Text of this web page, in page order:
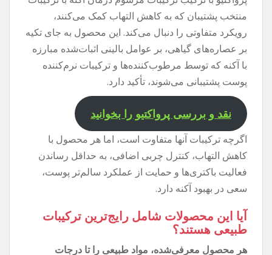
منتخب پشتیبان که به کاهش التهاب کمک می‌کنند،
رویکرد متفاوتی را دنبال می‌کند. این محصول به جای تکیه
بر عصاره‌های گیاهی، بر عوامل بالینی اثبات‌شده مبارزه
با آکنه که توسط مرطوب‌کننده‌ها و ترکیبات نرم‌کننده
پوست پشتیبانی می‌شوند، تأکید دارد.
نقد و بررسی پرواکتیو را بخوانید
اگرچه ترکیبات آنها متفاوت است، اما هر محصول با
کاهش التهاب، کنترل چربی اضافی، به حداقل رساندن
فعالیت باکتری‌ها و حمایت از عملکرد سالم‌تر پوست،
سعی در بهبود آکنه دارد.
آیا این محصولات شامل رایج‌ترین ترکیبات
طبیعی هستند؟
هر محصول معرفی‌شده، مواد طبیعی را تا درجات